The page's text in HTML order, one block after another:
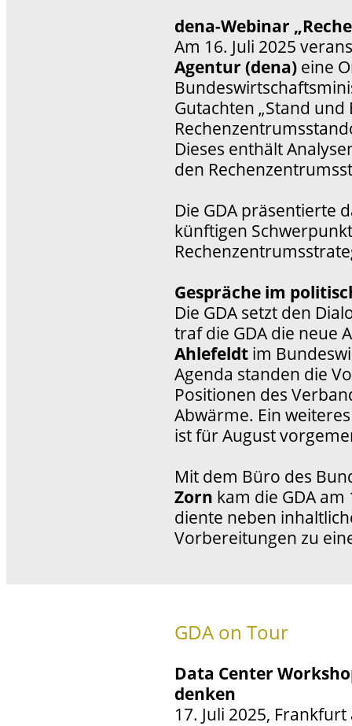
dena-Webinar
Am 16. Juli 2025
Agentur (dena) eine
Gutachten „Stand und
Dieses enthält
den
Die GDA präsentierte
künftigen
Gespräche im
Die GDA setzt den
traf die GDA die neue
Ahlefeldt im
Agenda standen die
Positionen des
Abwärme. Ein
ist für August
Mit dem Büro des
Zorn kam die GDA
diente neben
Vorbereitungen zu
GDA on Tour
Data Center
denken
17. Juli 2025,